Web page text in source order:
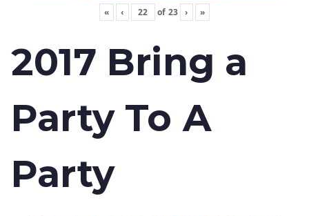
« ‹ of 23 › »
2017 Bring a
Party To A
Party